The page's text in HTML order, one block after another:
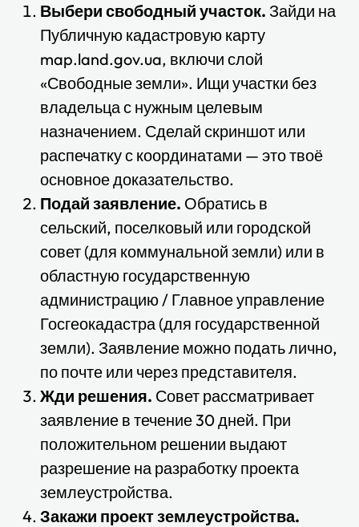
Выбери свободный участок. Зайди на
Публичную кадастровую карту
map.land.gov.ua, включи слой
«Свободные земли». Ищи участки без
владельца с нужным целевым
назначением. Сделай скриншот или
распечатку с координатами — это твоё
основное доказательство.
Подай заявление. Обратись в
сельский, поселковый или городской
совет (для коммунальной земли) или в
областную государственную
администрацию / Главное управление
Госгеокадастра (для государственной
земли). Заявление можно подать лично,
по почте или через представителя.
Жди решения. Совет рассматривает
заявление в течение 30 дней. При
положительном решении выдают
разрешение на разработку проекта
землеустройства.
Закажи проект землеустройства.